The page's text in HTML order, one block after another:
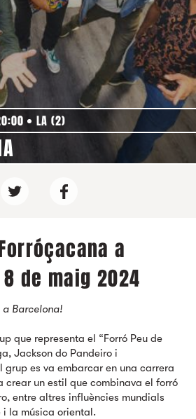
LA (2)
a
de maig 2024
a Barcelona!
que representa el “Forró Peu de
Jackson do Pandeiro i
grup es va embarcar en una carrera
crear un estil que combinava el forró
entre altres influències mundials
la música oriental.